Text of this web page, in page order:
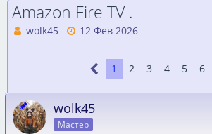
Amazon Fire TV .
wolk45 12 Фев 2026
1 2 3 4 5 6
wolk45
Мастер